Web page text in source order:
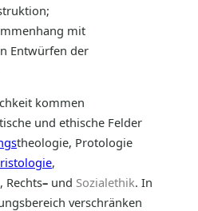
mit
Entwürfen der
kommen
und ethische Felder
theologie, Protologie
,
Rechts– und Sozialethik. In
verschränken